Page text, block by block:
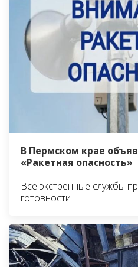
В Пермском крае
«Ракетная опасность»
Все экстренные службы
готовности